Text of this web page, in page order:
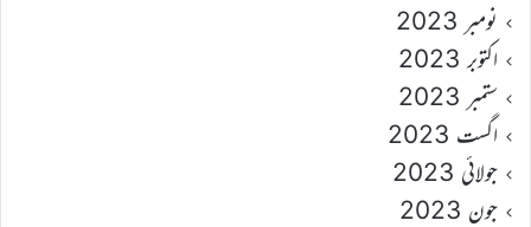
نومبر 2023
اکتوبر 2023
ستمبر 2023
اگست 2023
جولائی 2023
جون 2023